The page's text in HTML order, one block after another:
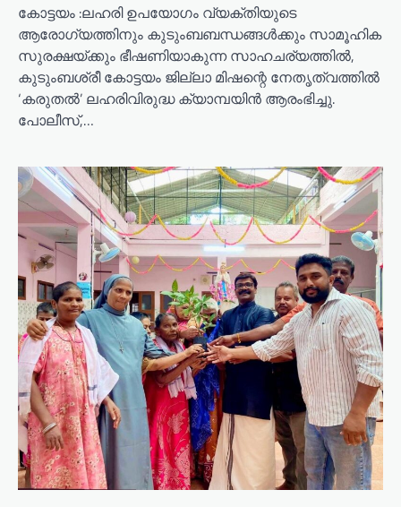
കോട്ടയം :ലഹരി ഉപയോഗം വ്യക്തിയുടെ
ആരോഗ്യത്തിനും കുടുംബബന്ധങ്ങൾക്കും സാമൂഹിക
സുരക്ഷയ്ക്കും ഭീഷണിയാകുന്ന സാഹചര്യത്തിൽ,
കുടുംബശ്രീ കോട്ടയം ജില്ലാ മിഷന്റെ നേതൃത്വത്തിൽ
‘കരുതൽ’ ലഹരിവിരുദ്ധ ക്യാമ്പയിൻ ആരംഭിച്ചു.
പോലീസ്,…